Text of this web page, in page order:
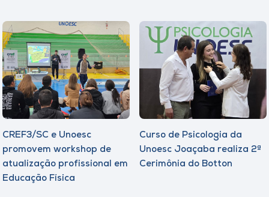
CREF3/SC e Unoesc
promovem workshop de
atualização profissional em
Educação Física
Curso de Psicologia da
Unoesc Joaçaba realiza 2ª
Cerimônia do Botton